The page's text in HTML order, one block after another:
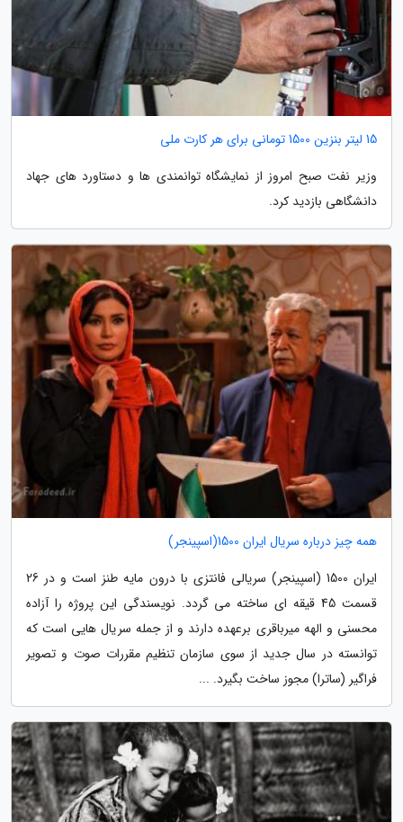
15 لیتر بنزین 1500 تومانی برای هر کارت ملی
وزیر نفت صبح امروز از نمایشگاه توانمندی ها و دستاورد های جهاد
دانشگاهی بازدید کرد.
همه چیز درباره سریال ایران 1500(اسپینجر)
ایران 1500 (اسپینجر) سریالی فانتزی با درون مایه طنز است و در 26
قسمت 45 قیقه ای ساخته می گردد. نویسندگی این پروژه را آزاده
محسنی و الهه میرباقری برعهده دارند و از جمله سریال هایی است که
توانسته در سال جدید از سوی سازمان تنظیم مقررات صوت و تصویر
فراگیر (ساترا) مجوز ساخت بگیرد. ...